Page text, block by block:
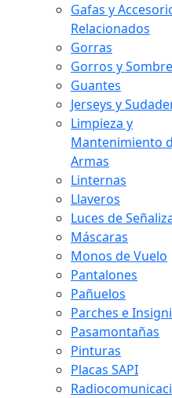
Gafas y
Relacionados
Gorras
Gorros y
Guantes
Jerseys y
Limpieza y
Mantenimiento
Armas
Linternas
Llaveros
Luces de
Máscaras
Monos de Vuelo
Pantalones
Pañuelos
Parches e
Pasamontañas
Pinturas
Placas SAPI